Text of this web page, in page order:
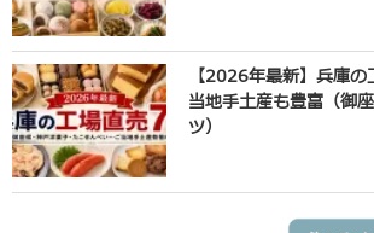
【2026年最新】兵庫
当地手土産も豊富（御
ツ）